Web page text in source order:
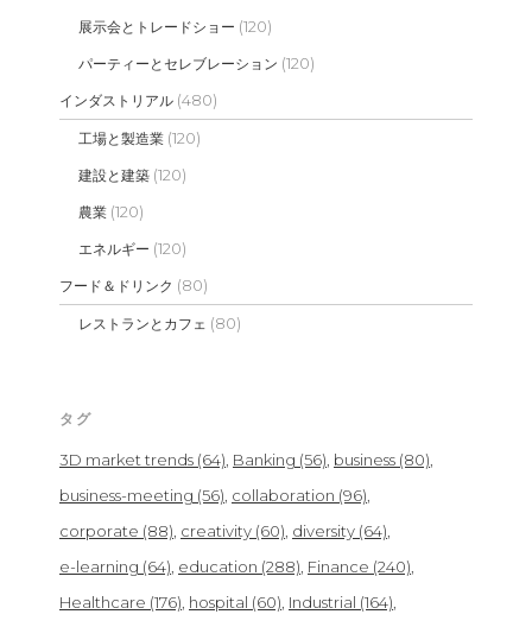
展示会とトレードショー (120)
パーティーとセレブレーション (120)
インダストリアル (480)
工場と製造業 (120)
建設と建築 (120)
農業 (120)
エネルギー (120)
フード＆ドリンク (80)
レストランとカフェ (80)
タグ
3D market trends (64) Banking (56) business (80)
business-meeting (56) collaboration (96)
corporate (88) creativity (60) diversity (64)
e-learning (64) education (288) Finance (240)
Healthcare (176) hospital (60) Industrial (164)